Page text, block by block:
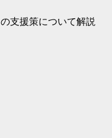
支援策について解説